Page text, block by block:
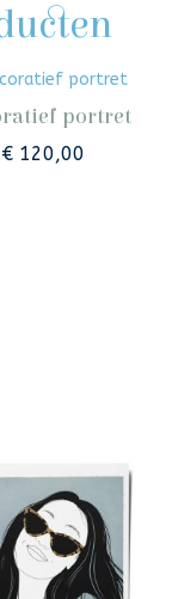
portret
€ 120,00